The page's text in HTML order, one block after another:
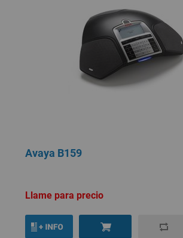
Avaya B159
Llame para precio